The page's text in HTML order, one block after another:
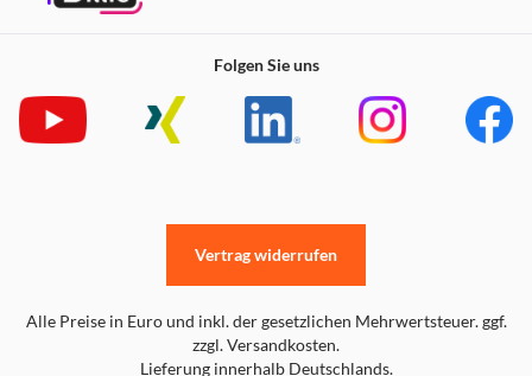
Folgen Sie uns
Alle Preise in Euro und inkl. der gesetzlichen Mehrwertsteuer. ggf.
zzgl. Versandkosten.
Lieferung innerhalb Deutschlands.
Vertrag widerrufen